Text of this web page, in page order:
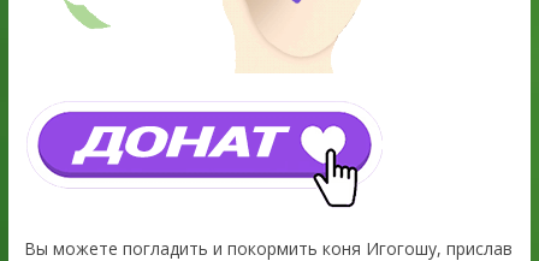
Вы можете погладить и покормить коня Игогошу, прислав